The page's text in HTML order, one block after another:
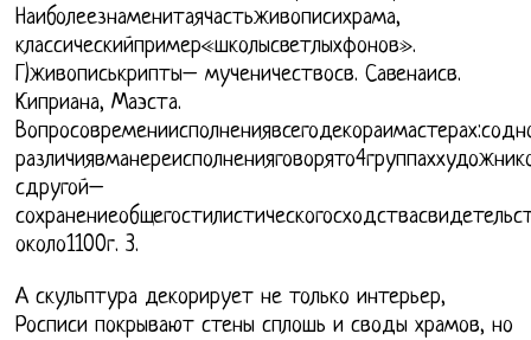
Наиболеезнаменитаячастьживописихрама,
классическийпример«школысветлыхфонов».
Г)живописькрипты– мученичествосв. Савенаисв.
Киприана, Маэста.
сдругой–
около1100г. 3.
А скульптура декорирует не только интерьер,
Росписи покрывают стены сплошь и своды храмов, но